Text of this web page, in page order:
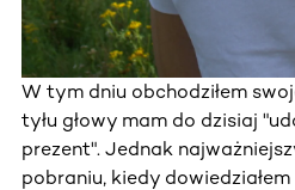
W tym dniu obchodziłem
tyłu głowy mam do dzisiaj
prezent". Jednak
pobraniu, kiedy